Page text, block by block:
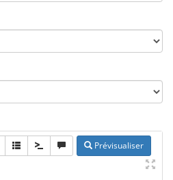
Prévisualiser